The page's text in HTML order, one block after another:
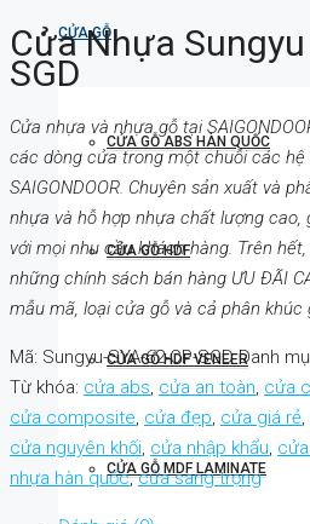
CỬA GỖ
CỬA GỖ ABS HÀN QUỐC
CỬA GỖ HDF
CỬA GỖ HDF VENEER
CỬA GỖ MDF LAMINATE
Cửa Nhựa Sungyu
SGD
Cửa nhựa và nhựa gỗ tại
các dòng cửa trong một chuỗi các hệ
SAIGONDOOR. Chuyên sản xuất và
nhựa và hỗ hợp nhựa chất lượng cao,
với mọi nhu cầu khách hàng. Trên hết,
những chính sách bán hàng ƯU ĐÃI
mẫu mã, loại cửa gỗ và cả phân khúc
Mã: Sungyu-SYA-62-CP-SGD Danh
Từ khóa: cửa abs, cửa an toàn, cửa
cửa composite, cửa đẹp, cửa giá rẻ,
cửa nguyên khối, cửa nhập khẩu,
nhựa hàn quốc,cửa sang trọng